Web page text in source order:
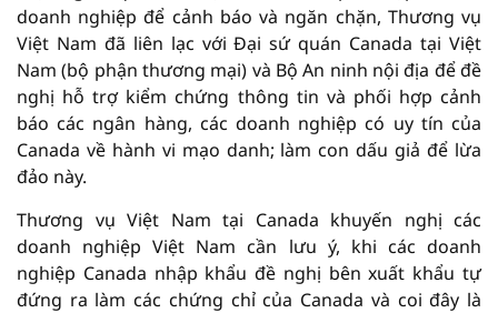
doanh nghiệp để cảnh báo và ngăn chặn, Thương vụ
Việt Nam đã liên lạc với Đại sứ quán Canada tại Việt
Nam (bộ phận thương mại) và Bộ An ninh nội địa để đề
nghị hỗ trợ kiểm chứng thông tin và phối hợp cảnh
báo các ngân hàng, các doanh nghiệp có uy tín của
Canada về hành vi mạo danh; làm con dấu giả để lừa
đảo này.
Thương vụ Việt Nam tại Canada khuyến nghị các
doanh nghiệp Việt Nam cần lưu ý, khi các doanh
nghiệp Canada nhập khẩu đề nghị bên xuất khẩu tự
đứng ra làm các chứng chỉ của Canada và coi đây là